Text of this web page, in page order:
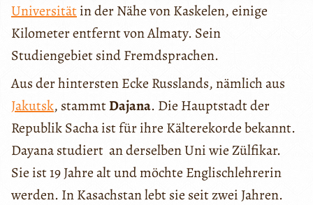
Universitätin der Nähe von Kaskelen, einige
Kilometer entfernt von Almaty. Sein
Studiengebiet sind Fremdsprachen.
Aus der hintersten Ecke Russlands, nämlich aus
Jakutsk, stammtDajana. Die Hauptstadt der
Republik Sacha ist für ihre Kälterekorde bekannt.
Dayana studiert an derselben Uni wie Zülfikar.
Sie ist 19 Jahre alt und möchte Englischlehrerin
werden. In Kasachstan lebt sie seit zwei Jahren.